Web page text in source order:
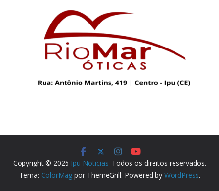
Copyright © 2026 Ipu Noticias. Todos os direitos reservados.
Tema: ColorMagpor ThemeGrill. Powered by WordPress.